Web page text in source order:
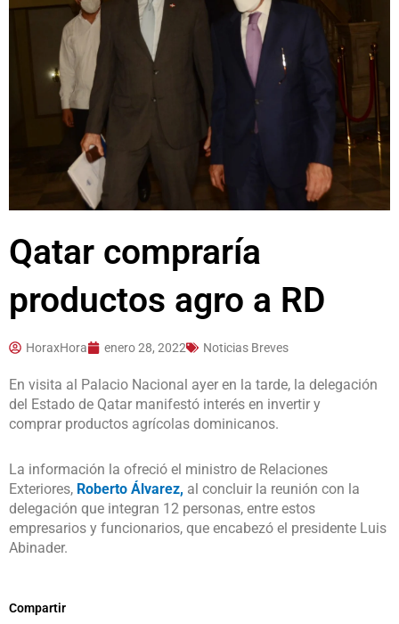
Qatar compraría
productos agro a RD
HoraxHora enero 28, 2022 Noticias Breves
En visita al Palacio Nacional ayer en la tarde, la delegación
del Estado de Qatar manifestó interés en invertir y
comprar productos agrícolas dominicanos.
La información la ofreció el ministro de Relaciones
Exteriores, Roberto Álvarez, al concluir la reunión con la
delegación que integran 12 personas, entre estos
empresarios y funcionarios, que encabezó el presidente Luis
Abinader.
Compartir